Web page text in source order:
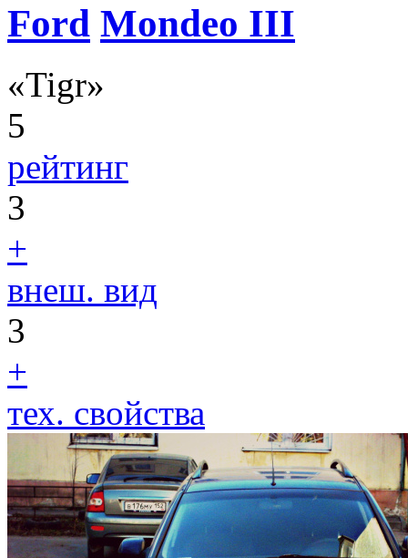
Ford Mondeo III
«Tigr»
5
рейтинг
3
+
внеш. вид
3
+
тех. свойства